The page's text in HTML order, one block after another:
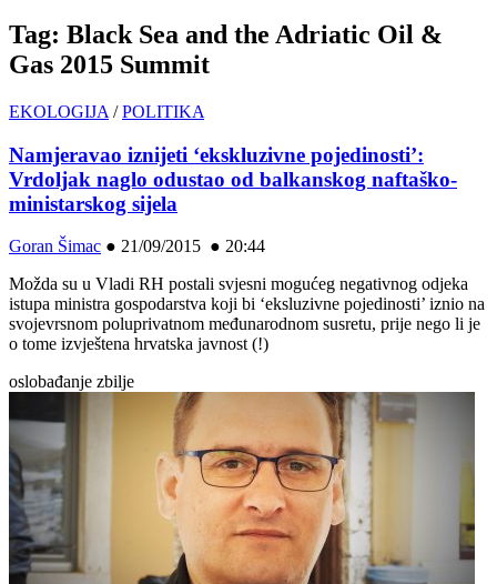
Tag: Black Sea and the Adriatic Oil &
Gas 2015 Summit
EKOLOGIJA /POLITIKA
Namjeravao iznijeti ‘ekskluzivne pojedinosti’:
Vrdoljak naglo odustao od balkanskog naftaško-
ministarskog sijela
Goran Šimac ● 21/09/2015 ● 20:44
Možda su u Vladi RH postali svjesni mogućeg negativnog odjeka
istupa ministra gospodarstva koji bi ‘eksluzivne pojedinosti’ iznio na
svojevrsnom poluprivatnom međunarodnom susretu, prije nego li je
o tome izvještena hrvatska javnost (!)
oslobađanje zbilje